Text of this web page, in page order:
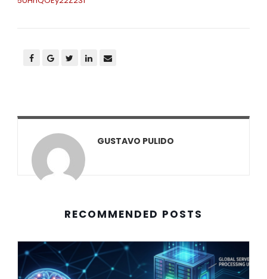
GUSTAVO PULIDO
RECOMMENDED POSTS